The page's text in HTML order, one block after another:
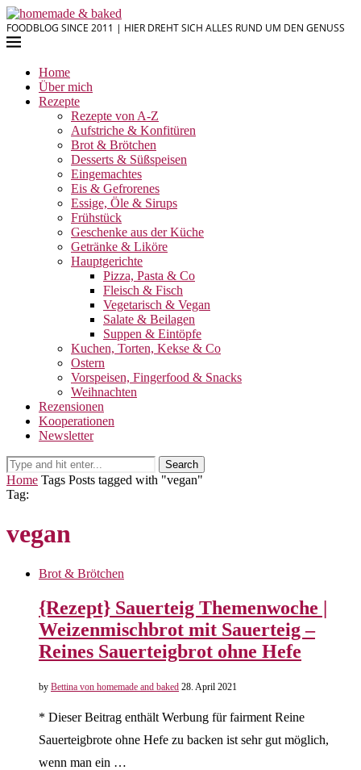
FOODBLOG SINCE 2011 | HIER DREHT SICH ALLES RUND UM DEN GENUSS
Home
Über mich
Rezepte
Rezepte von A-Z
Aufstriche & Konfitüren
Brot & Brötchen
Desserts & Süßspeisen
Eingemachtes
Eis & Gefrorenes
Essige, Öle & Sirups
Frühstück
Geschenke aus der Küche
Getränke & Liköre
Hauptgerichte
Pizza, Pasta & Co
Fleisch & Fisch
Vegetarisch & Vegan
Salate & Beilagen
Suppen & Eintöpfe
Kuchen, Torten, Kekse & Co
Ostern
Vorspeisen, Fingerfood & Snacks
Weihnachten
Rezensionen
Kooperationen
Newsletter
Search
Home Tags Posts tagged with "vegan"
Tag:
vegan
Brot & Brötchen
{Rezept} Sauerteig Themenwoche |
Weizenmischbrot mit Sauerteig –
Reines Sauerteigbrot ohne Hefe
by Bettina von homemade and baked 28. April 2021
* Dieser Beitrag enthält Werbung für fairment Reine
Sauerteigbrote ohne Hefe zu backen ist sehr gut möglich,
wenn man ein …